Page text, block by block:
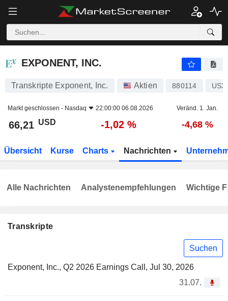
EXPONENT, INC.
EXPONENT, INC.
Transkripte Exponent, Inc. Aktien 880114
Markt geschlossen - Nasdaq 22:00:00 06.08.2026 Veränd. 1. Jan.
66,21 USD -1,02 % -4,68 %
Übersicht Kurse Charts Nachrichten
Transkripte
Suchen
Exponent, Inc., Q2 2026 Earnings Call, Jul 30, 2026
31.07.
Alle Nachrichten Analystenempfehlungen Wichtige